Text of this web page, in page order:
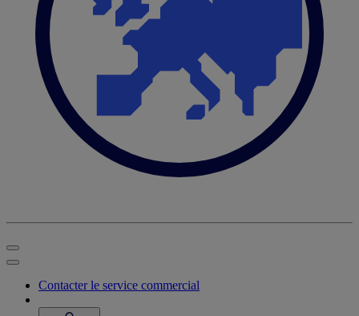
Contacter le service commercial